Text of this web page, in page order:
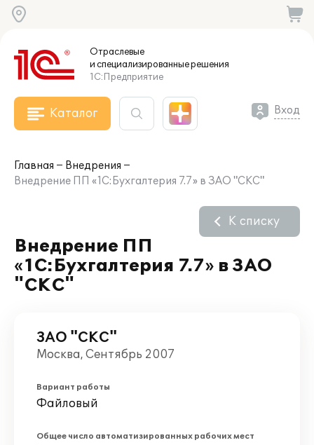
Отраслевые
и специализированныерешения
1С:Предприятие
Каталог Вход
Главная
Внедрения
Внедрение ПП «1С:Бухгалтерия 7.7» в ЗАО "СКС"
Внедрение ПП
«1С:Бухгалтерия 7.7» в ЗАО
"СКС"
К списку
ЗАО "СКС"
Москва, Сентябрь 2007
Вариант работы
Файловый
Общее число автоматизированных рабочих мест